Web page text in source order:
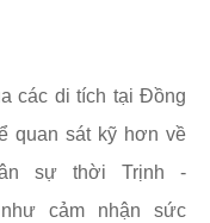
các di tích tại Đồng
quan sát kỹ hơn về
sự thời Trịnh -
cảm nhận sức